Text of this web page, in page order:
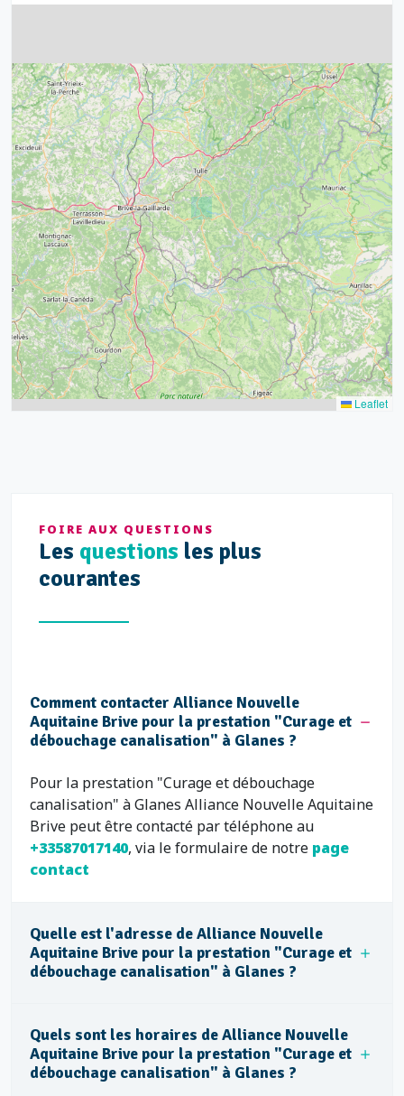
4
15
21
14
32
39
52 68
43
Leaflet
FOIRE AUX QUESTIONS
Les questions les plus
courantes
Comment contacter Alliance Nouvelle
Aquitaine Brive pour la prestation "Curage et
débouchage canalisation" à Glanes ?
Pour la prestation "Curage et débouchage
canalisation" à Glanes Alliance Nouvelle Aquitaine
Brive peut être contacté par téléphone au
+33587017140, via le formulaire de notre page
contact
Quelle est l'adresse de Alliance Nouvelle
Aquitaine Brive pour la prestation "Curage et
débouchage canalisation" à Glanes ?
Quels sont les horaires de Alliance Nouvelle
Aquitaine Brive pour la prestation "Curage et
débouchage canalisation" à Glanes ?